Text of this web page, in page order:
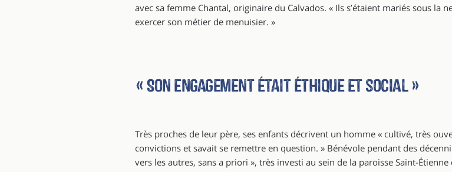
avec sa femme Chantal, originaire du Calvados. « Ils s’étaient mariés sous la
exercer son métier de menuisier. »
« Son engagement était éthique et social »
Très proches de leur père, ses enfants décrivent un homme « cultivé, très
convictions et savait se remettre en question. » Bénévole pendant des
vers les autres, sans a priori », très investi au sein de la paroisse Saint-